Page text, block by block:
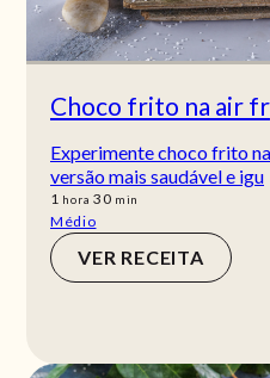
Choco frito na air
Experimente choco frito
versão mais saudável e igu
1 hora
hora 30min
min
Médio
VER RECEITA